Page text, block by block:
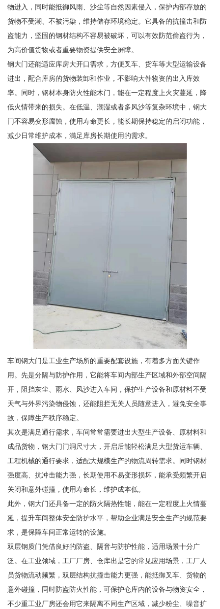
物进入，同时能抵御风雨、沙尘等自然因素侵入，保护内部存放的
货物不受潮、不被污染，维持储存环境稳定。它具备的抗撞击和防
盗能力，坚固的钢材结构不容易被破坏，可以有效防范偷盗行为，
为高价值货物或者重要物资提供安全屏障。
钢大门还能适应库房大开口需求，方便叉车、货车等大型运输设备
进出，配合库房的货物装卸和作业，不影响大件物资的出入库效
率。同时，钢材本身防火性能木门，能在一定程度上火灾蔓延，降
低火情带来的损失。在低温、潮湿或者多风沙等复杂环境中，钢大
门不容易变形腐蚀，使用寿命更长，能长期保持稳定的启闭功能，
减少日常维护成本，满足库房长期使用的需求。
车间钢大门是工业生产场所的重要配套设施，有着多方面关键作
用。先是分隔与防护作用，它能将车间内部生产区域和外部空间隔
开，阻挡灰尘、雨水、风沙进入车间，保护生产设备和原材料不受
天气与外界污染物侵蚀，还能阻拦无关人员随意进入，避免安全事
故，保障生产秩序稳定。
其次是满足通行需求，车间常常需要进出大型生产设备、原材料和
成品货物，钢大门门洞尺寸大，开启后能轻松满足大型货运车辆、
工程机械的通行要求，适配大规模生产的物流周转需求。同时钢材
强度高、抗冲击能力强，长期使用不易变形损坏，能承受频繁开启
关闭和意外碰撞，使用寿命长，维护成本低。
此外，钢大门还具备一定的防火隔热性能，能在一定程度上火情蔓
延，提升车间整体安全防护水平，帮助企业满足安全生产的规范要
求，是保障车间正常运转的设施。
双层钢质门凭借良好的防盗、隔音与防护性能，适用场景十分广
泛。在工业领域，工厂厂房、仓库出是它的常见应用场景，工厂人
员货物流动频繁，双层结构抗撞击能力更强，能抵御叉车、货物的
意外碰撞，同时防盗防火性能，可保护仓库内的设备与物资安全，
不少重工业厂房还会用它来隔离不同生产区域，减少粉尘、噪音扩